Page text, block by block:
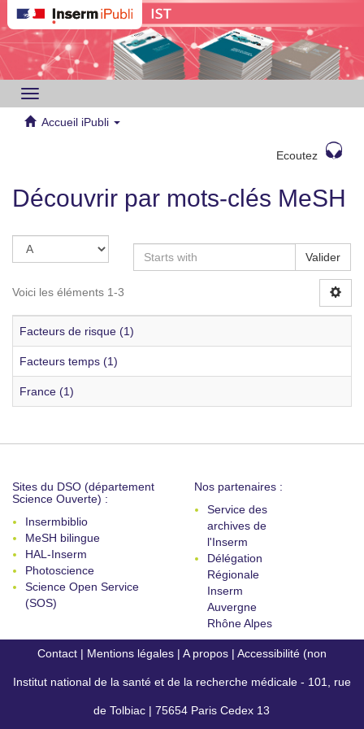
Toggle
navigation
Accueil iPubli
Ecoutez
Découvrir par mots-clés MeSH
Valider
Voici les éléments 1-3
Facteurs de risque (1)
Facteurs temps (1)
France (1)
Sites du DSO (département
Science Ouverte) :
Insermbiblio
MeSH bilingue
HAL-Inserm
Photoscience
Science Open Service
(SOS)
Nos partenaires :
Service des
archives de
l'Inserm
Délégation
Régionale
Inserm
Auvergne
Rhône Alpes
Contact | Mentions légales | A propos | Accessibilité (non
conforme)
Institut national de la santé et de la recherche médicale - 101, rue
de Tolbiac | 75654 Paris Cedex 13